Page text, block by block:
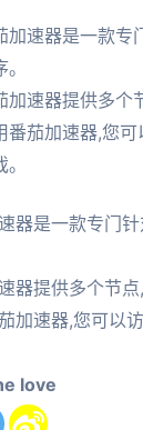
加速器是一款专
加速器提供多个
番茄加速器,您
器是一款专门
器提供多个节
加速器,您可以
love